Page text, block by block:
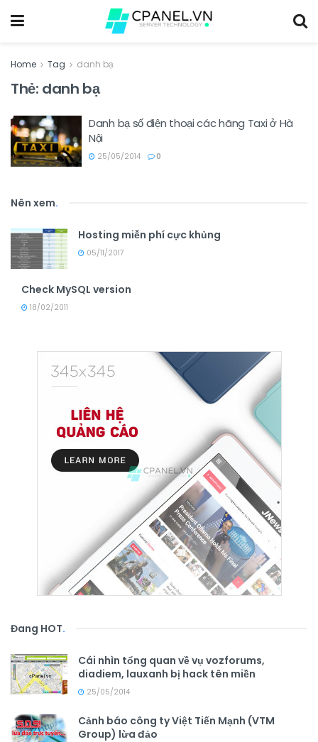
Home Tag danh bạ
Thẻ: danh bạ
Danh bạ số điện thoại các hãng Taxi ở Hà
Nội
25/05/2014 0
Nên xem.
Hosting miễn phí cực khủng
05/11/2017
Check MySQL version
18/02/2011
Đang HOT.
Cái nhìn tổng quan về vụ vozforums,
diadiem, lauxanh bị hack tên miền
25/05/2014
Cảnh báo công ty Việt Tiến Mạnh (VTM
Group) lừa đảo